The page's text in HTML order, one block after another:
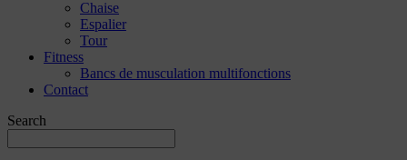
Chaise
Espalier
Tour
Fitness
Bancs de musculation multifonctions
Contact
Search